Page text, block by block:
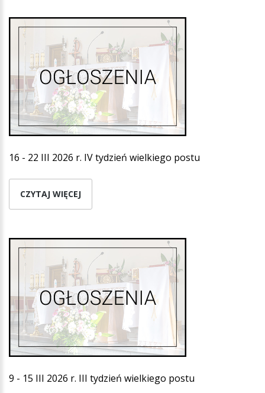
16 - 22 III 2026 r. IV tydzień wielkiego postu
CZYTAJ WIĘCEJ
9 - 15 III 2026 r. III tydzień wielkiego postu